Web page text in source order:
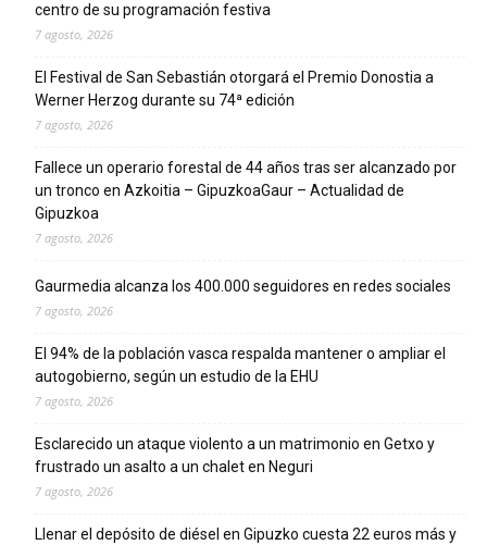
centro de su programación festiva
7 agosto, 2026
El Festival de San Sebastián otorgará el Premio Donostia a
Werner Herzog durante su 74ª edición
7 agosto, 2026
Fallece un operario forestal de 44 años tras ser alcanzado por
un tronco en Azkoitia – GipuzkoaGaur – Actualidad de
Gipuzkoa
7 agosto, 2026
Gaurmedia alcanza los 400.000 seguidores en redes sociales
7 agosto, 2026
El 94% de la población vasca respalda mantener o ampliar el
autogobierno, según un estudio de la EHU
7 agosto, 2026
Esclarecido un ataque violento a un matrimonio en Getxo y
frustrado un asalto a un chalet en Neguri
7 agosto, 2026
Llenar el depósito de diésel en Gipuzko cuesta 22 euros más y